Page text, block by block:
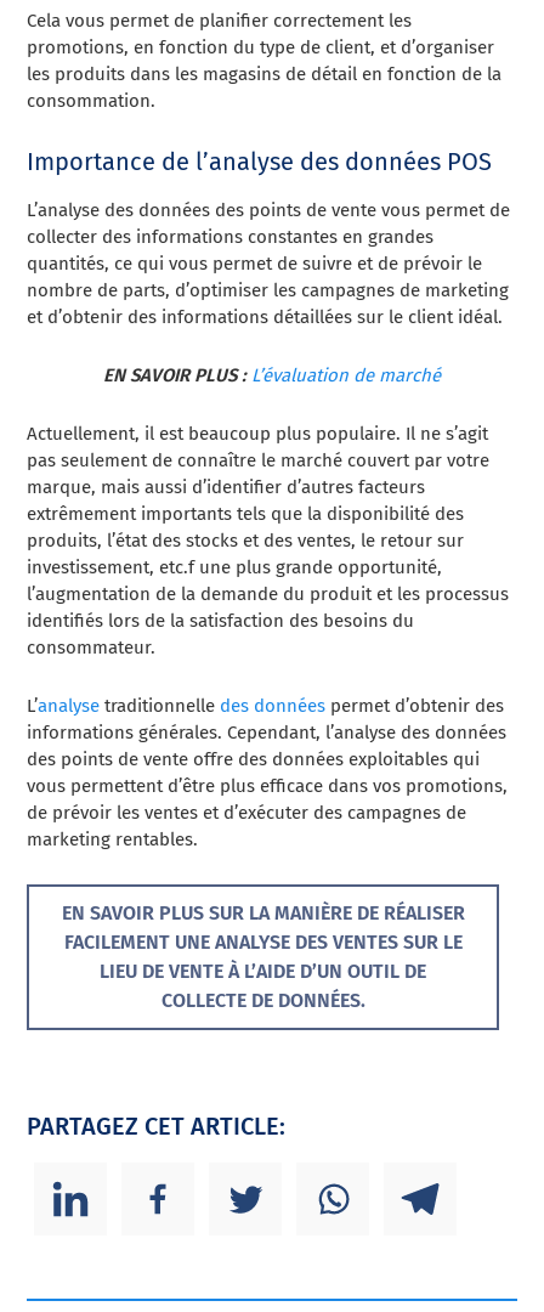
Cela vous permet de planifier correctement les
promotions, en fonction du type de client, et d’organiser
les produits dans les magasins de détail en fonction de la
consommation.
Importance de l’analyse des données POS
L’analyse des données des points de vente vous permet de
collecter des informations constantes en grandes
quantités, ce qui vous permet de suivre et de prévoir le
nombre de parts, d’optimiser les campagnes de marketing
et d’obtenir des informations détaillées sur le client idéal.
EN SAVOIR PLUS : L’évaluation de marché
Actuellement, il est beaucoup plus populaire. Il ne s’agit
pas seulement de connaître le marché couvert par votre
marque, mais aussi d’identifier d’autres facteurs
extrêmement importants tels que la disponibilité des
produits, l’état des stocks et des ventes, le retour sur
investissement, etc.f une plus grande opportunité,
l’augmentation de la demande du produit et les processus
identifiés lors de la satisfaction des besoins du
consommateur.
L’analyse traditionnelle des données permet d’obtenir des
informations générales. Cependant, l’analyse des données
des points de vente offre des données exploitables qui
vous permettent d’être plus efficace dans vos promotions,
de prévoir les ventes et d’exécuter des campagnes de
marketing rentables.
EN SAVOIR PLUS SUR LA MANIÈRE DE RÉALISER
FACILEMENT UNE ANALYSE DES VENTES SUR LE
LIEU DE VENTE À L’AIDE D’UN OUTIL DE
COLLECTE DE DONNÉES.
PARTAGEZ CET ARTICLE: